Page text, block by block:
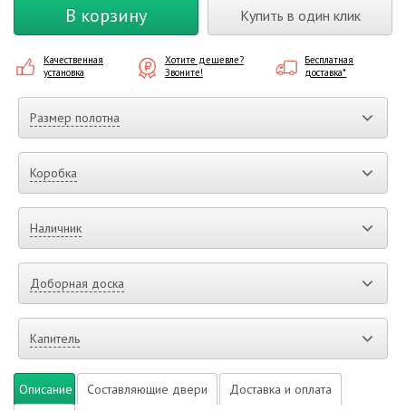
В корзину Купить в один клик
Качественная
установка
Хотите дешевле?
Звоните!
Бесплатная
доставка*
Размер полотна
Коробка
Наличник
Доборная доска
Капитель
Описание Составляющие двери Доставка и оплата